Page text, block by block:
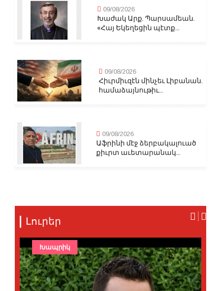
09/08/2026
Խաժակ Արք. Պարսամեան.
«Հայ Եկեղեցին պէտք...
09/08/2026
Հիւրմիւզէն մինչեւ Լիբանան.
համաձայնութիւ...
09/08/2026
Աֆրինի մէջ ձերբակալուած
քիւրտ աւետարանակ...
Լուրեր
Խապրիկ